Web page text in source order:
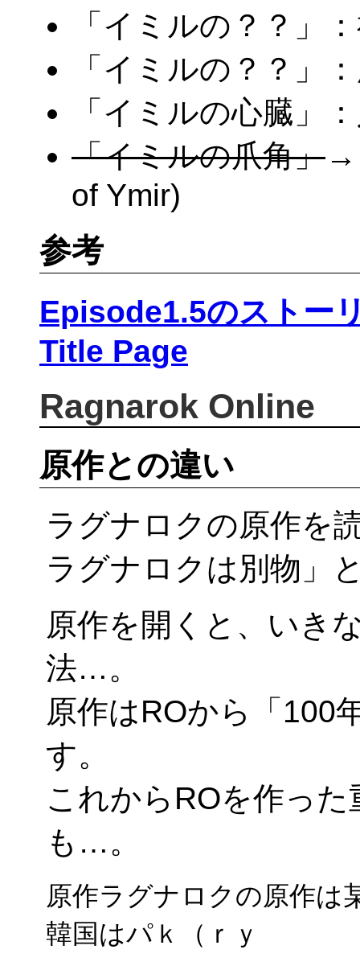
「イミルの？？」
「イミルの？？」
「イミルの心臓」
「イミルの爪角」→
of Ymir)
参考
Episode1.5のストー
Title Page
Ragnarok Online
原作との違い
ラグナロクの原作を
ラグナロクは別物」
原作を開くと、いき
法…。
原作はROから「100
す。
これからROを作っ
も…。
原作ラグナロクの原作は
韓国はパｋ（ｒｙ